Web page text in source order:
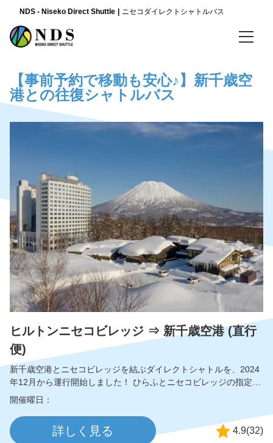
NDS - Niseko Direct Shuttle ニセコダイレクトシャトルバス
日本語
【事前予約で移動も安心♪】新千歳空
港との往復シャトルバス
ヒルトンニセコビレッジ ⇒ 新千歳空港 (直行
便)
新千歳空港とニセコビレッジを結ぶダイレクトシャトルを、2024
年12月から運行開始しました！ ひらふとニセコビレッジの指定ホ
テルを経由して、新千歳空港へ向かいます。 ◇魅力ポイント ・ニ
が可能 ・事前払いのため、当日はEチケットのみで乗車可能 新千
歳空港まで快適なバスの旅をお楽しみください！
開催曜日：
詳しく見る 4.9(32)